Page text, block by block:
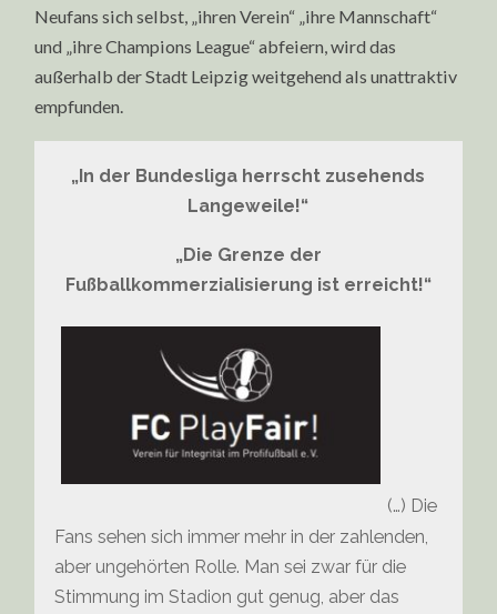
Neufans sich selbst, „ihren Verein“ „ihre Mannschaft“
und „ihre Champions League“ abfeiern, wird das
außerhalb der Stadt Leipzig weitgehend als unattraktiv
empfunden.
„In der Bundesliga herrscht zusehends
Langeweile!“
„Die Grenze der
Fußballkommerzialisierung ist erreicht!“
(…) Die
Fans sehen sich immer mehr in der zahlenden,
aber ungehörten Rolle. Man sei zwar für die
Stimmung im Stadion gut genug, aber das